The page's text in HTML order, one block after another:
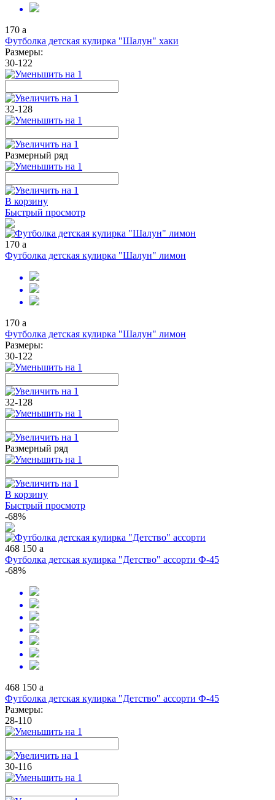
170 a
Футболка детская кулирка "Шалун" хаки
Размеры:
30-122
32-128
Размерный ряд
В корзину
Быстрый просмотр
170 a
Футболка детская кулирка "Шалун" лимон
170 a
Футболка детская кулирка "Шалун" лимон
Размеры:
30-122
32-128
Размерный ряд
В корзину
Быстрый просмотр
-68%
468 150 a
Футболка детская кулирка "Детство" ассорти Ф-45
-68%
468 150 a
Футболка детская кулирка "Детство" ассорти Ф-45
Размеры:
28-110
30-116